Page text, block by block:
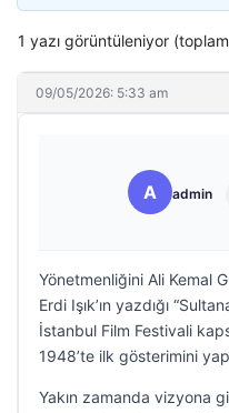
1 yazı görüntüleniyor
09/05/2026: 5:33 am
A admin
Yönetmenliğini Ali Kemal
Erdi Işık’ın yazdığı
İstanbul Film Festivali
1948’te ilk gösterimini
Yakın zamanda vizyona